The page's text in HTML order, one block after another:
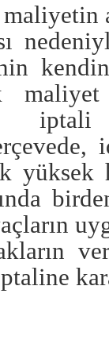
iptali
yüksek